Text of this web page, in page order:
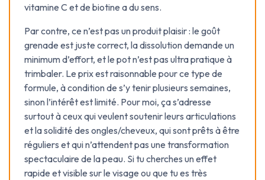
vitamine C et de biotine a du sens.
Par contre, ce n’est pas un produit plaisir : le goût
grenade est juste correct, la dissolution demande un
minimum d’effort, et le pot n’est pas ultra pratique à
trimbaler. Le prix est raisonnable pour ce type de
formule, à condition de s’y tenir plusieurs semaines,
sinon l’intérêt est limité. Pour moi, ça s’adresse
surtout à ceux qui veulent soutenir leurs articulations
et la solidité des ongles/cheveux, qui sont prêts à être
réguliers et qui n’attendent pas une transformation
spectaculaire de la peau. Si tu cherches un effet
rapide et visible sur le visage ou que tu es très